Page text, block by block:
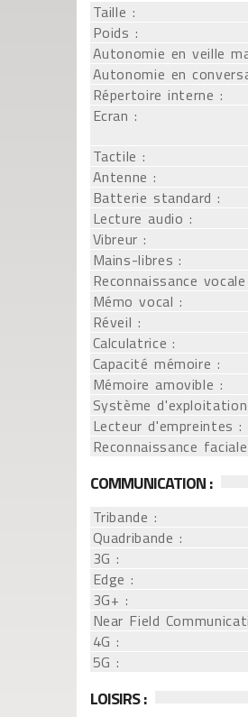
Taille :
Poids :
Autonomie en veille
Autonomie en
Répertoire interne :
Ecran :
Tactile :
Antenne :
Batterie standard :
Lecture audio :
Vibreur :
Mains-libres :
Reconnaissance
Mémo vocal :
Réveil :
Calculatrice :
Capacité mémoire :
Mémoire amovible :
Système
Lecteur d'empreintes :
Reconnaissance
COMMUNICATION :
Tribande :
Quadribande :
3G :
Edge :
3G+ :
Near Field
4G :
5G :
LOISIRS :